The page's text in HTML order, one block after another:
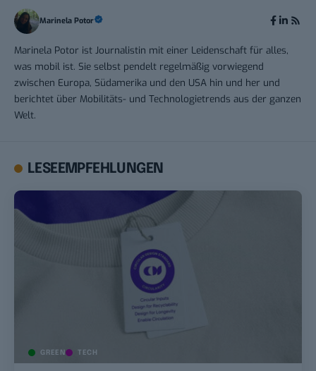
Marinela Potor
Marinela Potor ist Journalistin mit einer Leidenschaft für alles,
was mobil ist. Sie selbst pendelt regelmäßig vorwiegend
zwischen Europa, Südamerika und den USA hin und her und
berichtet über Mobilitäts- und Technologietrends aus der ganzen
Welt.
LESEEMPFEHLUNGEN
GREEN TECH